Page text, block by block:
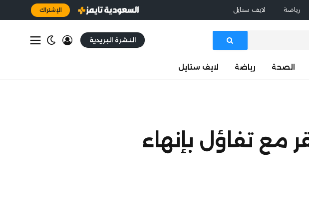
رياضة لايف ستايل الإشتراك
النشرة البريدية
الصحة رياضة لايف ستايل
مع تفاؤل بإنهاء